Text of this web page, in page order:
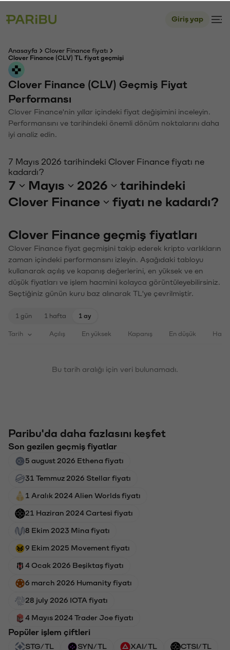
Giriş yap
Anasayfa
Clover Finance fiyatı
Clover Finance (CLV) TL fiyat geçmişi
Clover Finance (CLV) Geçmiş Fiyat
Performansı
Clover Finance'nin yıllar içindeki fiyat değişimini inceleyin.
Performansını ve tarihindeki önemli dönüm noktalarını daha
iyi analiz edin.
7 Mayıs 2026 tarihindeki Clover Finance fiyatı ne
kadardı?
7 Mayıs 2026
tarihindeki
Clover Finance
fiyatı ne kadardı?
Clover Finance geçmiş fiyatları
Clover Finance fiyat geçmişini takip ederek kripto varlıkların
zaman içindeki performansını izleyin. Aşağıdaki tabloyu
kullanarak açılış ve kapanış değerlerini, en yüksek ve en
düşük fiyatları ve işlem hacmini kolayca görüntüleyebilirsiniz.
Seçtiğiniz günün kuru baz alınarak TL'ye çevrilmiştir.
1 gün 1 hafta 1 ay
Tarih Açılış En yüksek Kapanış En düşük
Bu tarih aralığı için veri bulunamadı.
Paribu'da daha fazlasını keşfet
Son gezilen geçmiş fiyatlar
5 august 2026 Ethena fiyatı
31 Temmuz 2026 Stellar fiyatı
1 Aralık 2024 Alien Worlds fiyatı
21 Haziran 2024 Cartesi fiyatı
8 Ekim 2023 Mina fiyatı
9 Ekim 2025 Movement fiyatı
4 Ocak 2026 Beşiktaş fiyatı
6 march 2026 Humanity fiyatı
28 july 2026 IOTA fiyatı
4 Mayıs 2024 Trader Joe fiyatı
Popüler işlem çiftleri
STG/TL SYN/TL XAI/TL CTSI/TL